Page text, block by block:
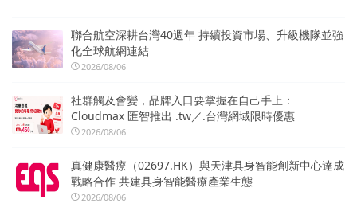
聯合航空深耕台灣40週年 持續投資市場、升級機隊並強
化全球航網連結
2026/08/06
社群觸及會變，品牌入口要掌握在自己手上：
Cloudmax 匯智推出 .tw／.台灣網域限時優惠
2026/08/06
真健康醫療（02697.HK）與天津具身智能創新中心達成
戰略合作 共建具身智能醫療產業生態
2026/08/06